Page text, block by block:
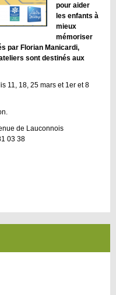
pour aider
les enfants à
mieux
mémoriser
par Florian Manicardi,
sont destinés aux
11, 18, 25 mars et 1er et 8
de Lauconnois
03 38